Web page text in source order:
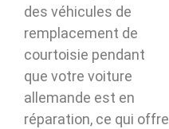
des véhicules de
remplacement de
courtoisie pendant
que votre voiture
allemande est en
réparation, ce qui offre